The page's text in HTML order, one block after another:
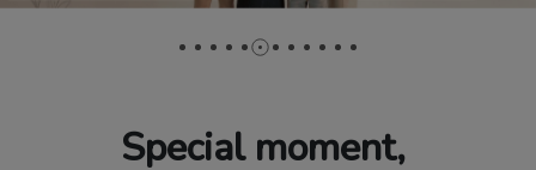
Special moment,